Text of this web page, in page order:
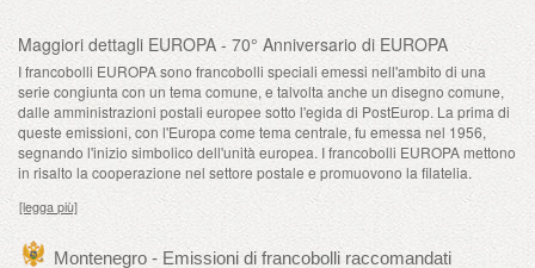
Maggiori dettagli EUROPA - 70° Anniversario di EUROPA
I francobolli EUROPA sono francobolli speciali emessi nell'ambito di una
serie congiunta con un tema comune, e talvolta anche un disegno comune,
dalle amministrazioni postali europee sotto l'egida di PostEurop. La prima di
queste emissioni, con l'Europa come tema centrale, fu emessa nel 1956,
segnando l'inizio simbolico dell'unità europea. I francobolli EUROPA mettono
in risalto la cooperazione nel settore postale e promuovono la filatelia.
[legga più]
Montenegro - Emissioni di francobolli raccomandati